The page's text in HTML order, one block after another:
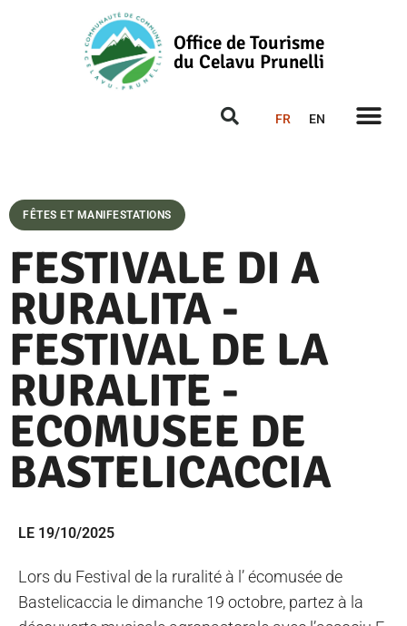
Office de Tourisme
du Celavu Prunelli
FR EN
FÊTES ET MANIFESTATIONS
FESTIVALE DI A
RURALITA -
FESTIVAL DE LA
RURALITE -
ECOMUSEE DE
BASTELICACCIA
LE 19/10/2025
Lors du Festival de la ruralité à l’ écomusée de
Bastelicaccia le dimanche 19 octobre, partez à la